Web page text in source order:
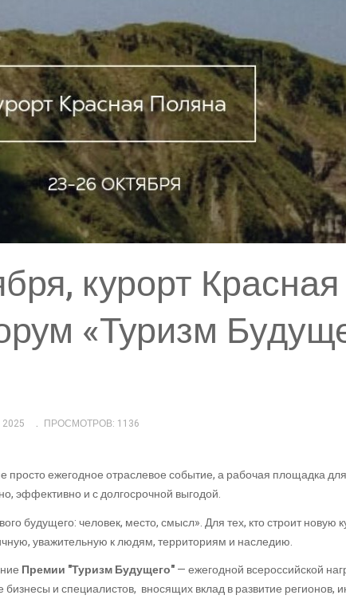
курорт Красная
«Туризм
ПРОСМОТРОВ: 1136
ежегодное отраслевое событие, а рабочая площадка для
эффективно и с долгосрочной выгодой.
будущего: человек, место, смысл». Для тех, кто строит новую
уважительную к людям, территориям и наследию.
Премии "Туризм Будущего"— ежегодной всероссийской
и специалистов, вносящих вклад в развитие регионов,